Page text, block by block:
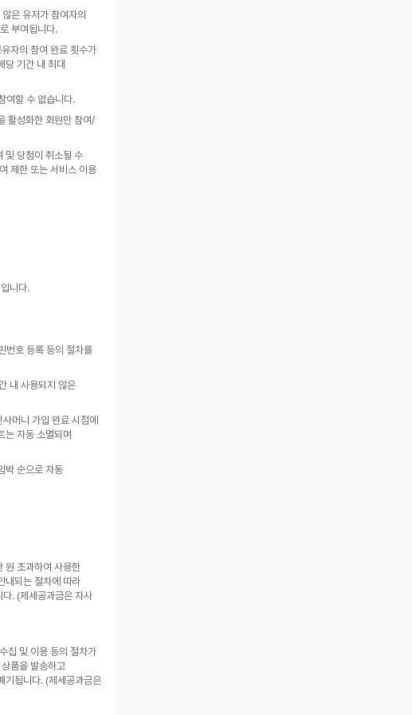
은 유저가 참여자의
부여됩니다.
자의 참여 완료 횟수가
당 기간 내 최대
여할 수 없습니다.
활성화한 회원만 참여/
및 당첨이 취소될 수
제한 또는 서비스 이용
니다.
번호 등록 등의 절차를
내 사용되지 않은
머니 가입 완료 시점에
는 자동 소멸되며
박 순으로 자동
원 초과하여 사용한
내되는 절차에 따라
. (제세공과금은 자사
집 및 이용 동의 절차가
품을 발송하고
기됩니다. (제세공과금은